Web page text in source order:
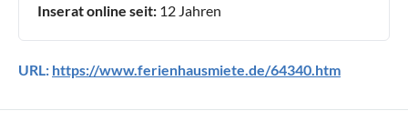
Inserat online seit: 12 Jahren
URL: https://www.ferienhausmiete.de/64340.htm